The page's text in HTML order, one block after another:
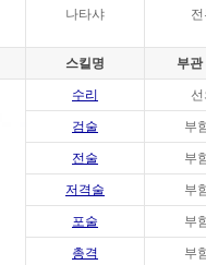
나타샤
스킬명 부관
수리 선
검술 부
전술 부
저격술 부
포술 부
총격 부